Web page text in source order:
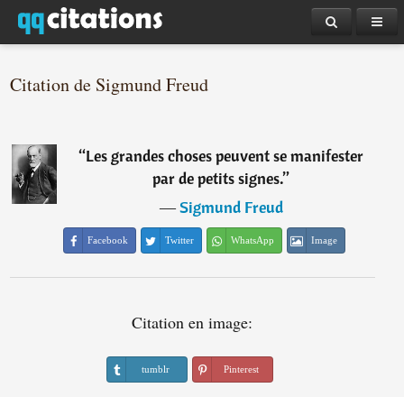
Citation de Sigmund Freud
“Les grandes choses peuvent se manifester
par de petits signes.”
―Sigmund Freud
Facebook Twitter WhatsApp Image
Citation en image:
tumblr Pinterest